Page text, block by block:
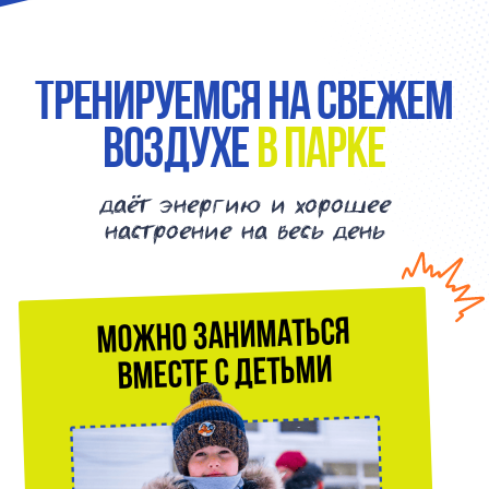
Пока вы тренируетесь, дети тоже
находятся в движении и развиваются
рядом. Не нужно выбирать между
временем для себя и временем с семьёй.
Можно заниматься
вместе с детьми